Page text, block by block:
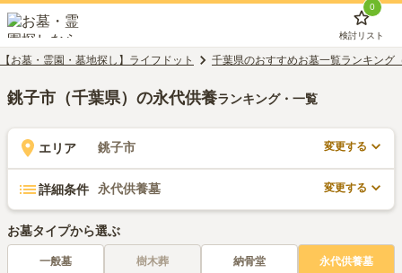
0
検討リスト
【お墓・霊園・墓地探し】ライフドット 千葉県のおすすめお墓一覧ランキング
銚子市（千葉県）の永代供養ランキング・一覧
エリア 銚子市 変更する
詳細条件 永代供養墓 変更する
お墓タイプから選ぶ
一般墓 樹木葬 納骨堂 永代供養墓